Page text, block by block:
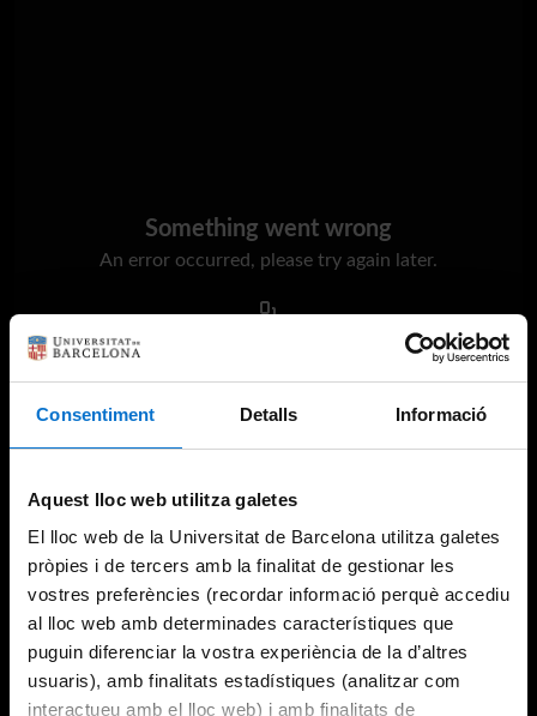
Consentiment Detalls Informació
Aquest lloc web utilitza galetes
El lloc web de la Universitat de Barcelona utilitza galetes
pròpies i de tercers amb la finalitat de gestionar les
vostres preferències (recordar informació perquè accediu
al lloc web amb determinades característiques que
puguin diferenciar la vostra experiència de la d’altres
usuaris), amb finalitats estadístiques (analitzar com
interactueu amb el lloc web) i amb finalitats de
Something went wrong
An error occurred, please try again later.